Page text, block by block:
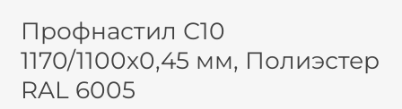
Профнастил С10
1170/1100x0,45 мм, Полиэстер
RAL 6005